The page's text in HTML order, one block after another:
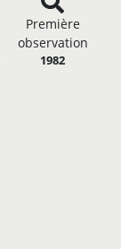
Première
observation
1982